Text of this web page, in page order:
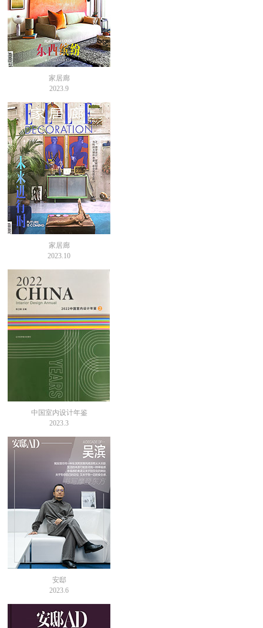
家居廊
2023.9
家居廊
2023.10
中国室内设计年鉴
2023.3
安邸
2023.6